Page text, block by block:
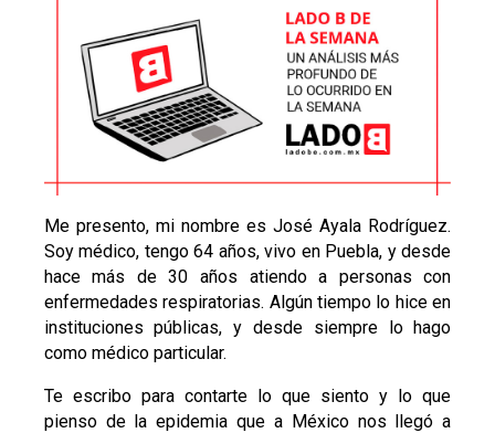
Me presento, mi nombre es José Ayala Rodríguez.
Soy médico, tengo 64 años, vivo en Puebla, y desde
hace más de 30 años atiendo a personas con
enfermedades respiratorias. Algún tiempo lo hice en
instituciones públicas, y desde siempre lo hago
como médico particular.
Te escribo para contarte lo que siento y lo que
pienso de la epidemia que a México nos llegó a